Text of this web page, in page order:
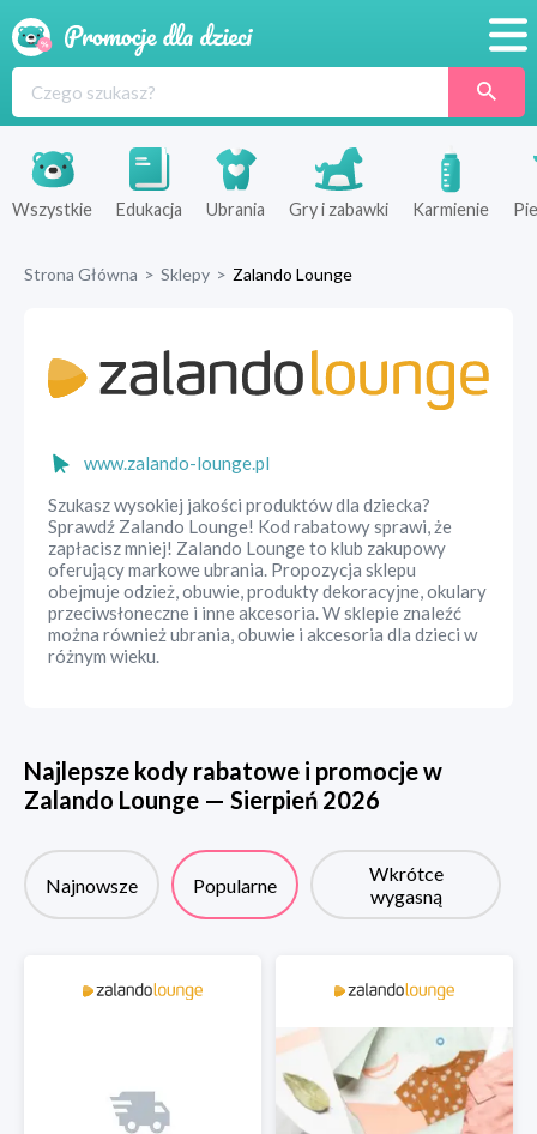
Produkty
Sklepy
Wszystkie Edukacja Ubrania Gry i zabawki Karmienie
Strona Główna > Sklepy > Zalando Lounge
www.zalando-lounge.pl
Szukasz wysokiej jakości produktów dla dziecka?
Sprawdź Zalando Lounge! Kod rabatowy sprawi, że
zapłacisz mniej! Zalando Lounge to klub zakupowy
oferujący markowe ubrania. Propozycja sklepu
obejmuje odzież, obuwie, produkty dekoracyjne, okulary
przeciwsłoneczne i inne akcesoria. W sklepie znaleźć
można również ubrania, obuwie i akcesoria dla dzieci w
różnym wieku.
Najlepsze kody rabatowe i promocje w
Zalando Lounge — Sierpień 2026
Najnowsze Popularne
Wkrótce
wygasną